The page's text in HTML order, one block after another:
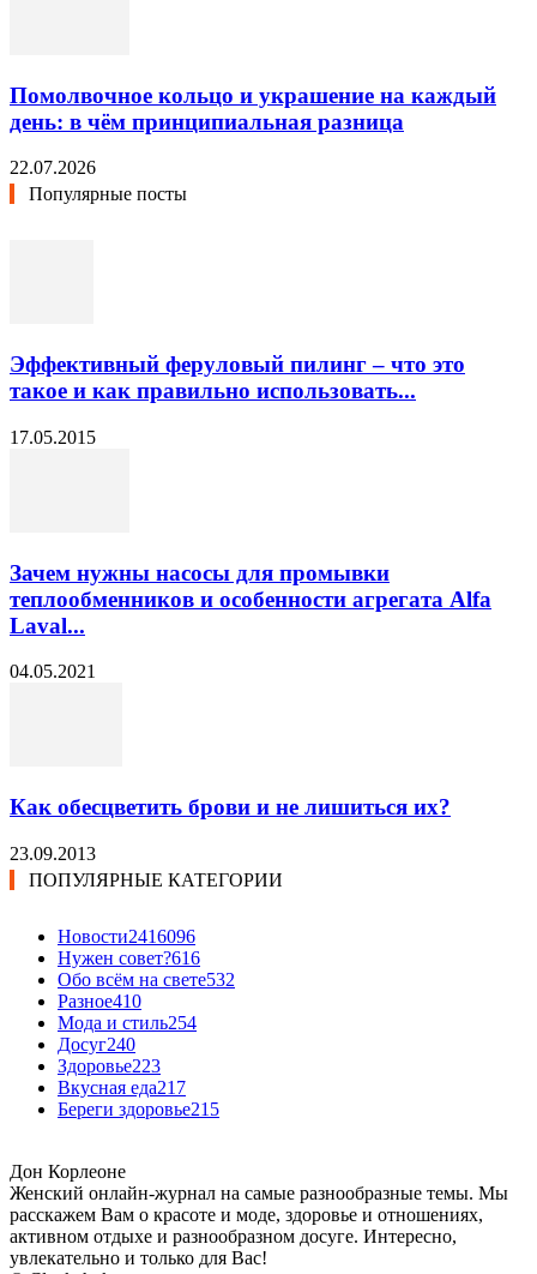
Помолвочное кольцо и украшение на каждый
день: в чём принципиальная разница
22.07.2026
Популярные посты
Эффективный феруловый пилинг – что это
такое и как правильно использовать...
17.05.2015
Зачем нужны насосы для промывки
теплообменников и особенности агрегата Alfa
Laval...
04.05.2021
Как обесцветить брови и не лишиться их?
23.09.2013
ПОПУЛЯРНЫЕ КАТЕГОРИИ
Новости2416096
Нужен совет?616
Обо всём на свете532
Разное410
Мода и стиль254
Досуг240
Здоровье223
Вкусная еда217
Береги здоровье215
Дон Корлеоне
Женский онлайн-журнал на самые разнообразные темы. Мы
расскажем Вам о красоте и моде, здоровье и отношениях,
активном отдыхе и разнообразном досуге. Интересно,
увлекательно и только для Вас!